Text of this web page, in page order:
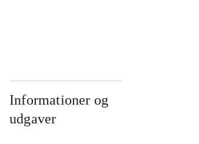
Informationer og
udgaver